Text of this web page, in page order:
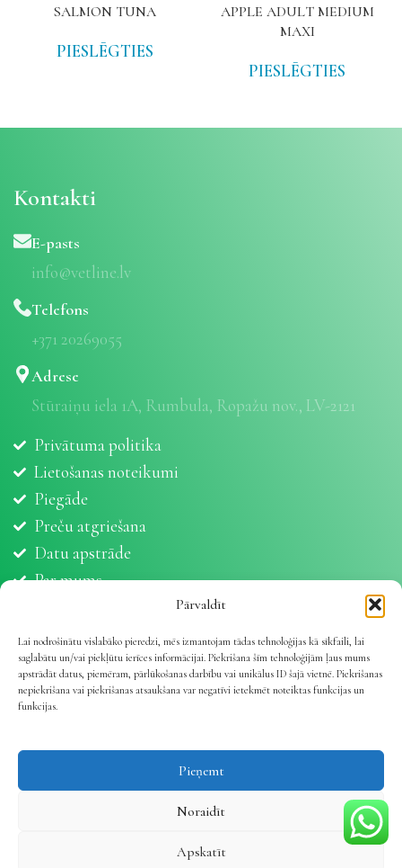
Pārvaldīt
Lai nodrošinātu vislabāko pieredzi, mēs izmantojam tādas tehnoloģijas kā sīkfaili, lai
saglabātu un/vai piekļūtu ierīces informācijai. Piekrišana šīm tehnoloģijām ļaus mums
apstrādāt datus, piemēram, pārlūkošanas darbību vai unikālus ID šajā vietnē. Piekrišanas
nepiekrišana vai piekrišanas atsaukšana var negatīvi ietekmēt noteiktas funkcijas un
funkcijas.
Pieņemt
Noraidīt
Apskatīt
SALMON TUNA
PIESLĒGTIES
APPLE ADULT MEDIUM
MAXI
PIESLĒGTIES
Kontakti
E-pasts
info@vetline.lv
Telefons
+371 20269055
Adrese
Stūraiņu iela 1A, Rumbula, Ropažu nov., LV-2121
Privātuma politika
Lietošanas noteikumi
Piegāde
Preču atgriešana
Datu apstrāde
Par mums
Sīkdatnes